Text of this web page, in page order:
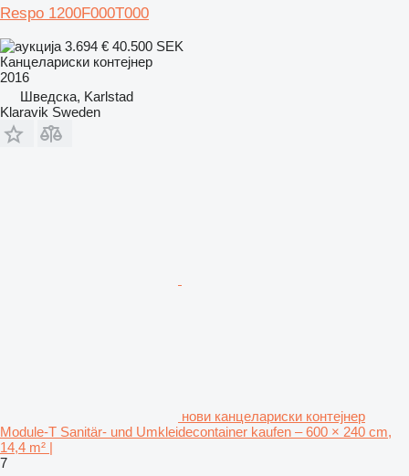
Respo 1200F000T000
3.694 € 40.500 SEK
Канцелариски контејнер
2016
Шведска, Karlstad
Klaravik Sweden
нови канцелариски контејнер
Module-T Sanitär- und Umkleidecontainer kaufen – 600 × 240 cm,
14,4 m² |
7